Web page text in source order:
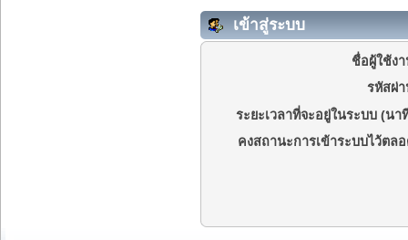
เข้าสู่ระบบ
ชื่อผู้ใช้ง
รหัสผ่
ระยะเวลาที่จะอยู่ในระบบ (นา
คงสถานะการเข้าระบบไว้ตล